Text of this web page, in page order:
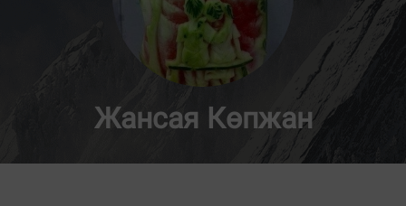
Жансая Көпжан